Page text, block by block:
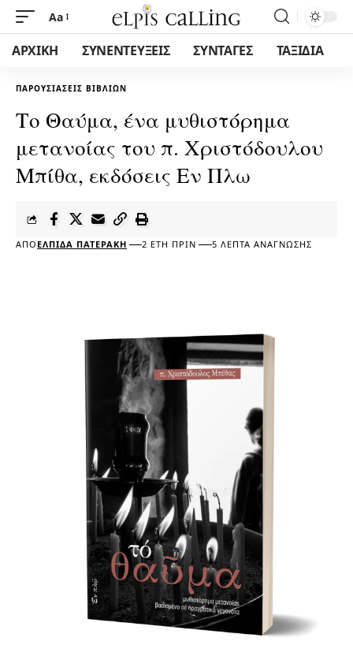
Aa
ΑΡΧΙΚΗ ΣΥΝΕΝΤΕΥΞΕΙΣ ΣΥΝΤΑΓΕΣ ΤΑΞΙΔΙΑ
ΠΑΡΟΥΣΙΆΣΕΙΣ ΒΙΒΛΊΩΝ
Το Θαύμα, ένα μυθιστόρημα
μετανοίας του π. Χριστόδουλου
Μπίθα, εκδόσεις Εν Πλω
ΑΠΌ ΕΛΠΊΔΑ ΠΑΤΕΡΆΚΗ 2 ΈΤΗ ΠΡΙΝ 5 ΛΕΠΤΆ ΑΝΆΓΝΩΣΗΣ